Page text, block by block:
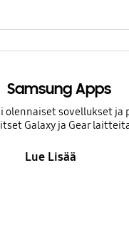
Samsung Apps
olennaiset sovellukset ja
Galaxy ja Gear
Lue Lisää